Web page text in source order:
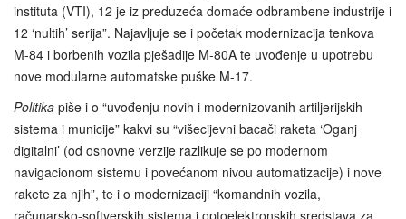
instituta (VTI), 12 je iz preduzeća domaće odbrambene industrije i
12 ‘nultih’ serija”. Najavljuje se i početak modernizacija tenkova
M-84 i borbenih vozila pješadije M-80A te uvođenje u upotrebu
nove modularne automatske puške M-17.
Politika piše i o “uvođenju novih i modernizovanih artiljerijskih
sistema i municije” kakvi su “višecijevni bacači raketa ‘Oganj
digitalni’ (od osnovne verzije razlikuje se po modernom
navigacionom sistemu i povećanom nivou automatizacije) i nove
rakete za njih”, te i o modernizaciji “komandnih vozila,